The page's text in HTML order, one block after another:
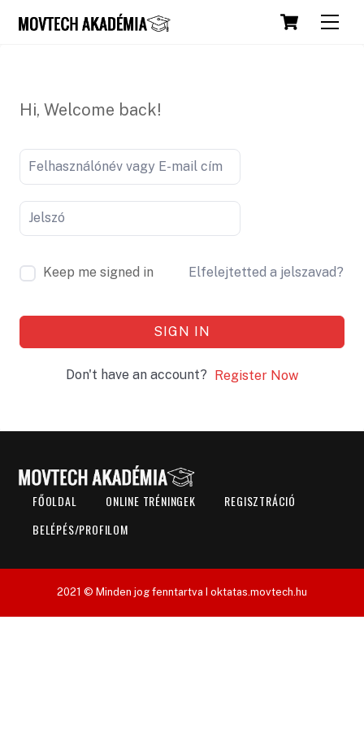
Cart
Hi, Welcome back!
Keep me signed in Elfelejtetted a jelszavad?
SIGN IN
Don't have an account? Register Now
FŐOLDAL ONLINE TRÉNINGEK
REGISZTRÁCIÓ
BELÉPÉS/PROFILOM
2021 © Minden jog fenntartva I oktatas.movtech.hu